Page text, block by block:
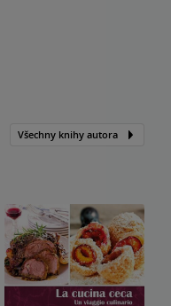
Všechny knihy autora